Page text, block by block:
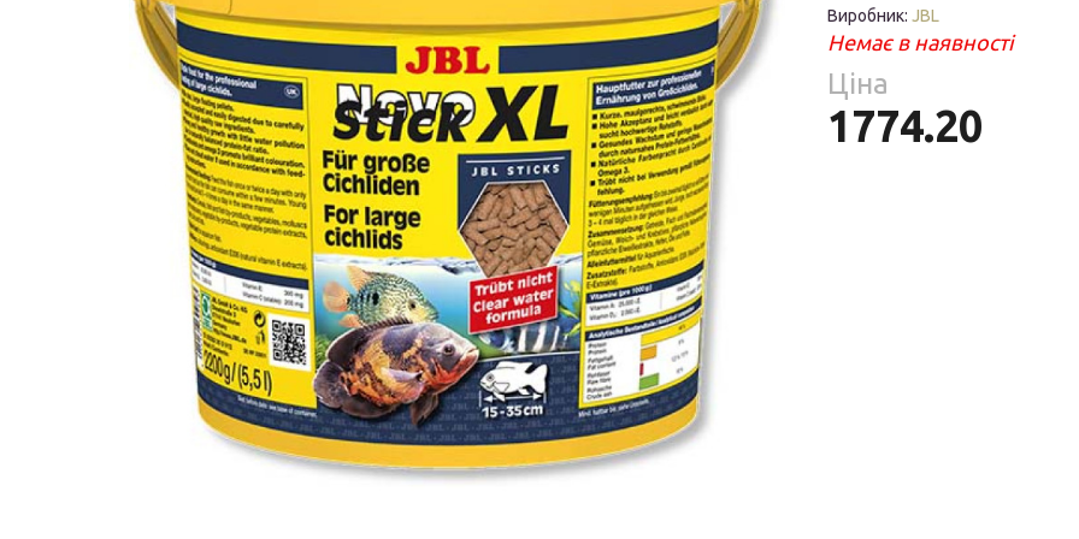
Лікери
Вермут
Текіла
Слабоалкогольні
Крупи
Соуси
Консервація
Східна кухня
Снеки та закуски
Харчові
інгредієнти
Рослинна олія
Борошно та
висівки
Подарункові
набори
Виробник: JBL
Немає в наявності
Ціна
1774.20